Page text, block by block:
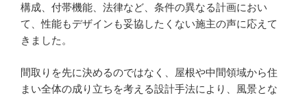
構成、付帯機能、法律など、条件の異なる計画におい
て、性能もデザインも妥協したくない施主の声に応えて
きました。
間取りを先に決めるのではなく、屋根や中間領域から住
まい全体の成り立ちを考える設計手法により、風景とな